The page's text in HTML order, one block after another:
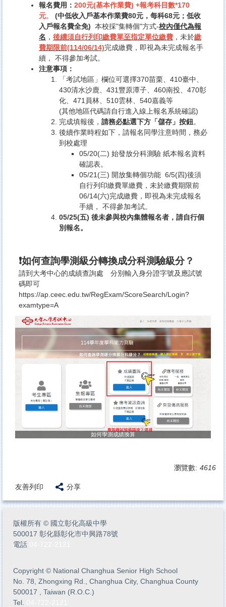
報名費用： 200元(基本作業費) +報考科目數*170
元。
(中低收入戶基本作業費80元，每科68元；低收
入戶報名費全免) 本校採"集轉個"方式-校內僅代為報
名 ， 後續須自行列印繳費單至指定單位繳費 ，未於繳
費期限前(114/06/14)完成繳費，即視為未完成報名手
續， 不得參加考試。
注意事項：
「考試地區」欄位可選擇370苗栗、410臺中、
430清水沙鹿、431豐原潭子、460南投、470彰
化、471員林、510雲林、540嘉義等
(其他地區代碼請自行進入線上報名系統確認)
完成填報後， 請務必點選下方「儲存」按鈕。
後續作業時程如下，請報名同學注意時間，務必
到校處理
05/20(二) 始發放分科測驗 紙本報名資料
確認表。
05/21(三) 開放集轉個功能 6/5(四)後須
自行列印繳費單繳費，未於繳費期限前
06/14(六)完成繳費，即視為未完成報名
手續， 不得參加考試。
05/25(五) 後未參與校內集體報名者，請自行個
別報名。
❗如何查詢學測級分轉換成分科測驗級分？
請到大考中心的成績查詢處 分別輸入身分證字號及應試號
碼即可
https://ap.ceec.edu.tw/RegExam/ScoreSearch/Login?
examtype=A
如何學測成績換算
瀏覽數: 4616
友善列印 分享
版權所有 © 國立彰化高級中學
500017 彰化縣彰化市中興路78號
電話
Copyright © National Changhua Senior High School
No. 78, Zhongxing Rd., Changhua City, Changhua County
500017 , Taiwan (R.O.C.)
Tel.